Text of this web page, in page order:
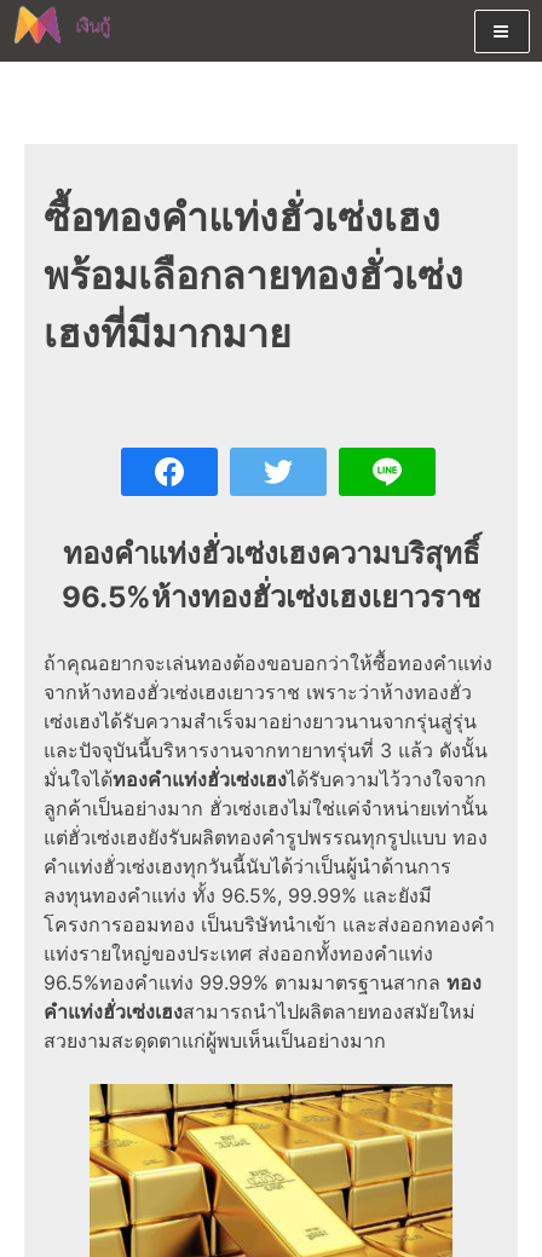
Skip
to
เงินสด และมีรีไฟแนนซ์ด้วย
ซื้อทองคำแท่งฮั่วเซ่งเฮง
พร้อมเลือกลายทองฮั่วเซ่ง
เฮงที่มีมากมาย
ทองคําแท่งฮั่วเซ่งเฮงความบริสุทธิ์
96.5%ห้างทองฮั่วเซ่งเฮงเยาวราช
ถ้าคุณอยากจะเล่นทองต้องขอบอกว่าให้ซื้อทองคำแท่ง
จากห้างทองฮั่วเซ่งเฮงเยาวราช เพราะว่าห้างทองฮั่ว
เซ่งเฮงได้รับความสำเร็จมาอย่างยาวนานจากรุ่นสู่รุ่น
และปัจจุบันนี้บริหารงานจากทายาทรุ่นที่ 3 แล้ว ดังนั้น
มั่นใจได้ทองคําแท่งฮั่วเซ่งเฮงได้รับความไว้วางใจจาก
ลูกค้าเป็นอย่างมาก ฮั่วเซ่งเฮงไม่ใช่แค่จำหน่ายเท่านั้น
แต่ฮั่วเซ่งเฮงยังรับผลิตทองคำรูปพรรณทุกรูปแบบ ทอง
คําแท่งฮั่วเซ่งเฮงทุกวันนี้นับได้ว่าเป็นผู้นำด้านการ
ลงทุนทองคำแท่ง ทั้ง 96.5%, 99.99% และยังมี
โครงการออมทอง เป็นบริษัทนำเข้า และส่งออกทองคำ
แท่งรายใหญ่ของประเทศ ส่งออกทั้งทองคำแท่ง
96.5%‎ทองคำแท่ง 99.99% ตามมาตรฐานสากล ทอง
คําแท่งฮั่วเซ่งเฮงสามารถนำไปผลิตลายทองสมัยใหม่
สวยงามสะดุดตาแก่ผู้พบเห็นเป็นอย่างมาก